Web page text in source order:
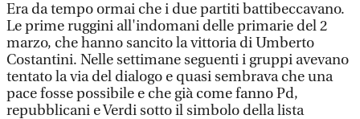
Era da tempo ormai che i due partiti battibeccavano.
Le prime ruggini all'indomani delle primarie del 2
marzo, che hanno sancito la vittoria di Umberto
Costantini. Nelle settimane seguenti i gruppi avevano
tentato la via del dialogo e quasi sembrava che una
pace fosse possibile e che già come fanno Pd,
repubblicani e Verdi sotto il simbolo della lista